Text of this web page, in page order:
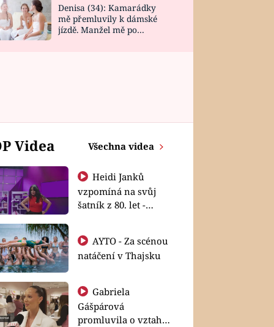
Denisa (34): Kamarádky
mě přemluvily k dámské
jízdě. Manžel mě po
Videa Všechna videa
Heidi Janků
vzpomíná na svůj
šatník z 80. let -
natáčení v Thajsku
Gabriela
Gášpárová
promluvila o vztahu